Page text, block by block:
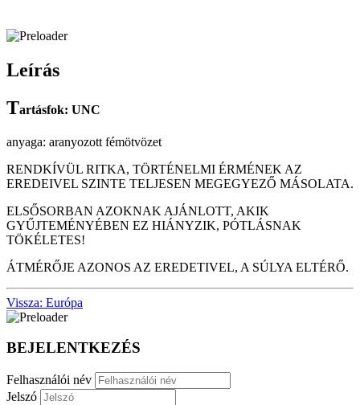
Leírás
Tartásfok: UNC
anyaga: aranyozott fémötvözet
RENDKÍVÜL RITKA, TÖRTÉNELMI ÉRMÉNEK AZ
EREDEIVEL SZINTE TELJESEN MEGEGYEZŐ MÁSOLATA.
ELSŐSORBAN AZOKNAK AJÁNLOTT, AKIK
GYŰJTEMÉNYÉBEN EZ HIÁNYZIK, PÓTLÁSNAK
TÖKÉLETES!
ÁTMÉRŐJE AZONOS AZ EREDETIVEL, A SÚLYA ELTÉRŐ.
Vissza: Európa
BEJELENTKEZÉS
Felhasználói név
Jelszó